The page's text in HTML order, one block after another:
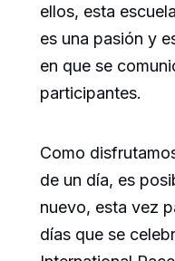
ellos, esta
es una pasión y
en que se
participantes.
Como
de un día, es
nuevo, esta vez
días que se